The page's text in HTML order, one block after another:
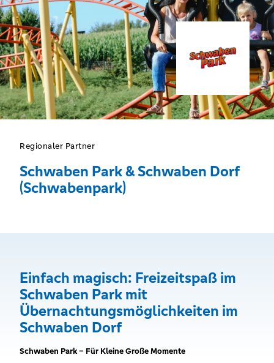
Regionaler Partner
Schwaben Park & Schwaben Dorf
(Schwabenpark)
Einfach magisch: Freizeitspaß im
Schwaben Park mit
Übernachtungsmöglichkeiten im
Schwaben Dorf
Schwaben Park – Für Kleine Große Momente